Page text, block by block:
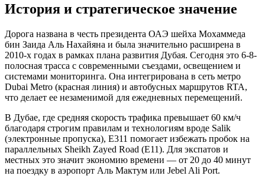
История и стратегическое значение
Дорога названа в честь президента ОАЭ шейха Мохаммеда
бин Заида Аль Нахайяна и была значительно расширена в
2010-х годах в рамках плана развития Дубая. Сегодня это 6-8-
полосная трасса с современными съездами, освещением и
системами мониторинга. Она интегрирована в сеть метро
Dubai Metro (красная линия) и автобусных маршрутов RTA,
что делает ее незаменимой для ежедневных перемещений.
В Дубае, где средняя скорость трафика превышает 60 км/ч
благодаря строгим правилам и технологиям вроде Salik
(электронные пропуска), E311 помогает избежать пробок на
параллельных Sheikh Zayed Road (E11). Для экспатов и
местных это значит экономию времени — от 20 до 40 минут
на поездку в аэропорт Аль Мактум или Jebel Ali Port.